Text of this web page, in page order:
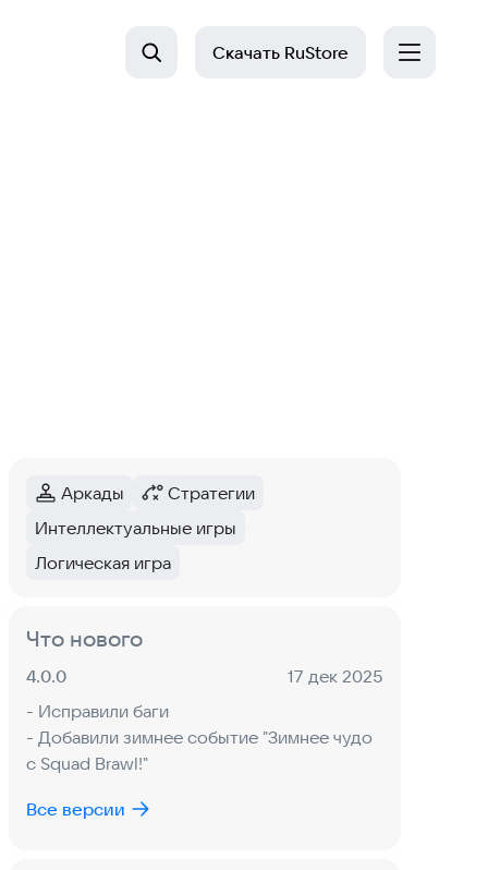
Скачать RuStore
Экшен
4,5
Метка:
выбор редакции
Quest of Valor: Судьба
3,6
Яндекс Go: Такси, Еда,
Маркет, Самокаты,
Доставка
Транспорт и навигация
4,5
Метка
топ категории
Категория:
Аркады
Категория:
Стратегии
Тег :
Интеллектуальные игры
Тег:
Логическая игра
Что нового
Версия:
4.0.0 Дата:
17 дек 2025
- Исправили баги
- Добавили зимнее событие "Зимнее чудо
с Squad Brawl!"
Все версии